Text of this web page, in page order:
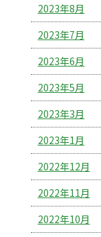
2023年8月
2023年7月
2023年6月
2023年5月
2023年3月
2023年1月
2022年12月
2022年11月
2022年10月